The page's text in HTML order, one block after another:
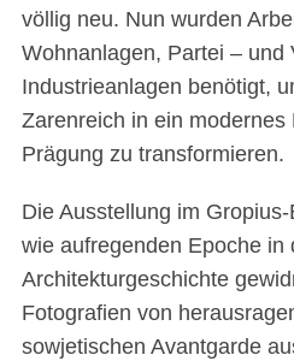
völlig neu. Nun wurden
Wohnanlagen, Partei – und
Industrieanlagen benötigt,
Zarenreich in ein
Prägung zu transformieren.
Die Ausstellung im
wie aufregenden Epoche in
Architekturgeschichte
Fotografien von
sowjetischen Avantgarde